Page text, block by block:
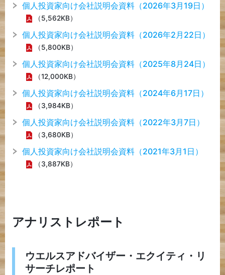
個人投資家向け会社説明会資料（2026年3月19日）
（5,562KB）
個人投資家向け会社説明会資料（2026年2月22日）
（5,800KB）
個人投資家向け会社説明会資料（2025年8月24日）
（12,000KB）
個人投資家向け会社説明会資料（2024年6月17日）
（3,984KB）
個人投資家向け会社説明会資料（2022年3月7日）
（3,680KB）
個人投資家向け会社説明会資料（2021年3月1日）
（3,887KB）
アナリストレポート
ウエルスアドバイザー・エクイティ・リ
サーチレポート